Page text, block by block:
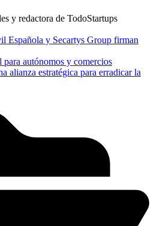
y redactora de TodoStartups
Española y Secartys Group firman
autónomos y comercios
estratégica para erradicar la